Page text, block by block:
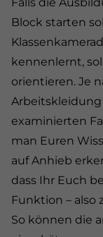
Block starten
kennenlernt,
orientieren. Je
examinierten
man Euren
auf Anhieb
dass Ihr Euch
Funktion – also
So können die